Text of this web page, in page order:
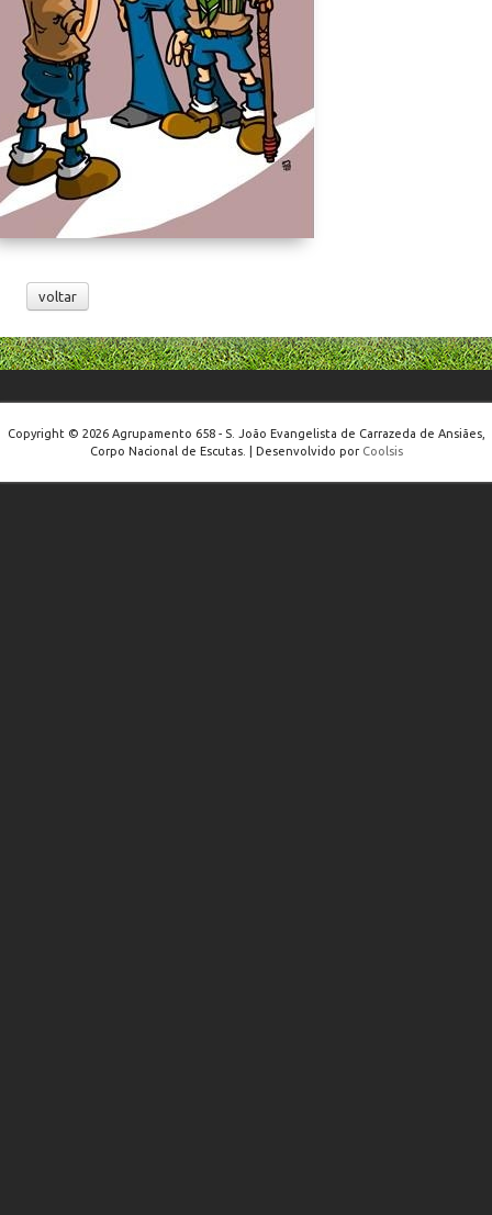
voltar
Copyright © 2026 Agrupamento 658 - S. João Evangelista de Carrazeda de Ansiães,
Corpo Nacional de Escutas. | Desenvolvido por Coolsis